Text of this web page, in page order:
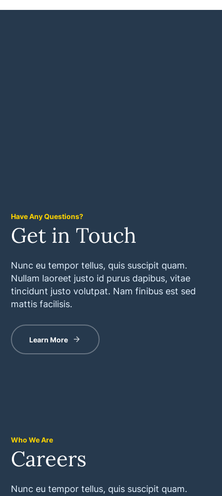
Have Any Questions?
Get in Touch
Nunc eu tempor tellus, quis suscipit quam.
Nullam laoreet justo id purus dapibus, vitae
tincidunt justo volutpat. Nam finibus est sed
mattis facilisis.
Learn More
Who We Are
Careers
Nunc eu tempor tellus, quis suscipit quam.